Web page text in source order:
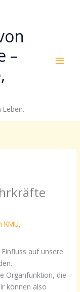
–
KMU,
auf unsere
Organfunktion, die
können also